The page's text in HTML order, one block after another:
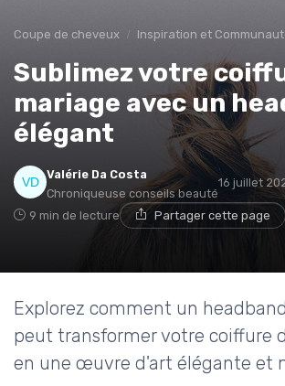
Coupe de cheveux Inspiration et
Sublimez votre
mariage avec un
élégant
Valérie Da Costa
Chroniqueuse conseils beauté
16 juillet
9 min de lecture Partager cette page
Explorez comment un
peut transformer votre coiffure
en une œuvre d'art élégante et